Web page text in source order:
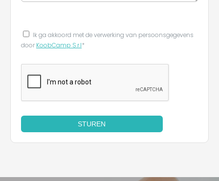
Ik ga akkoord met de verwerking van persoonsgegevens
door KoobCamp S.r.l*
STUREN